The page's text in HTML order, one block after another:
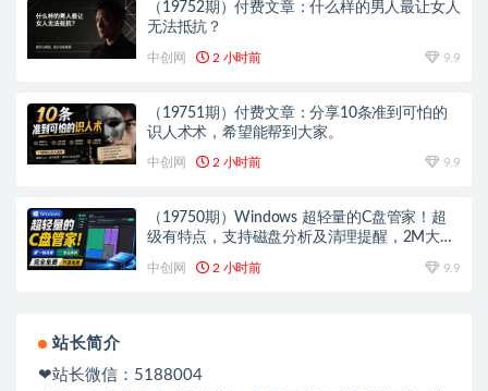
（19752期）付费文章：什么样的男人最让女人
无法抵抗？
中创网 2 小时前 9.9
（19751期）付费文章：分享10条准到可怕的
识人术术，希望能帮到大家。
中创网 2 小时前 9.9
（19750期）Windows 超轻量的C盘管家！超
级有特点，支持磁盘分析及清理提醒，2M大小
中创网 2 小时前 9.9
站长简介
❤站长微信：5188004